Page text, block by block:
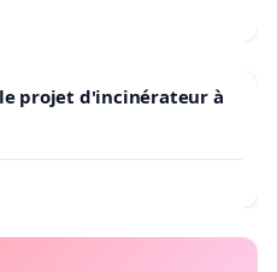
projet d'incinérateur à